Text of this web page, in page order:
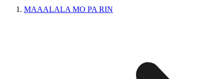
MAAALALA MO PA RIN